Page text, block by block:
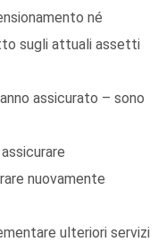
né
sugli attuali assetti
assicurato – sono
nuovamente
ulteriori servizi